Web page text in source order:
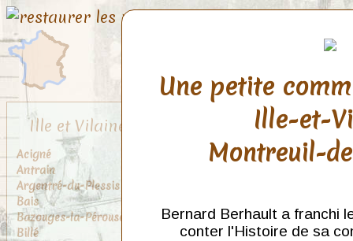
Ille et Vilaine
Acigné
Antrain
Argentré-du-Plessis
Bais
Bazouges-la-Pérouse
Billé
Une petite
Ille-et-
Montreuil-
Bernard Berhault a franchi
conter l'Histoire de sa